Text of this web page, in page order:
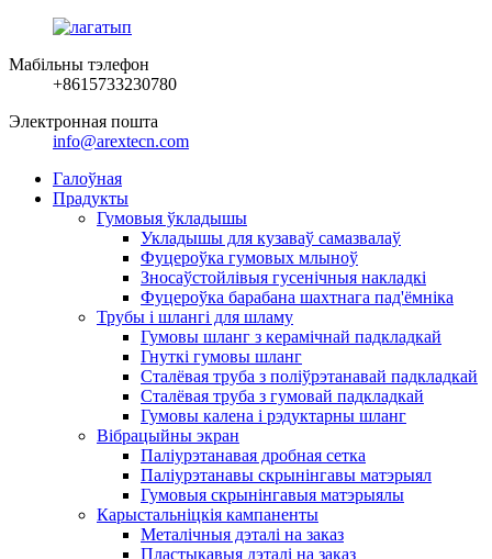
Мабільны тэлефон
+8615733230780
Электронная пошта
info@arextecn.com
Галоўная
Прадукты
Гумовыя ўкладышы
Укладышы для кузаваў самазвалаў
Фуцероўка гумовых млыноў
Зносаўстойлівыя гусенічныя накладкі
Фуцероўка барабана шахтнага пад'ёмніка
Трубы і шлангі для шламу
Гумовы шланг з керамічнай падкладкай
Гнуткі гумовы шланг
Сталёвая труба з поліўрэтанавай падкладкай
Сталёвая труба з гумовай падкладкай
Гумовы калена і рэдуктарны шланг
Вібрацыйны экран
Паліурэтанавая дробная сетка
Паліурэтанавы скрынінгавы матэрыял
Гумовыя скрынінгавыя матэрыялы
Карыстальніцкія кампаненты
Металічныя дэталі на заказ
Пластыкавыя дэталі на заказ